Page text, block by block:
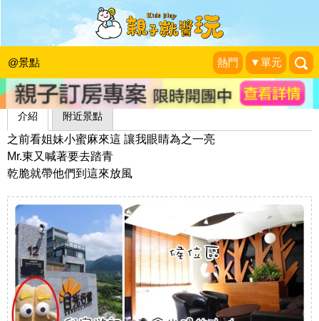
@景點 熱門 ▼單元
日光行館
1＋1＝3 玩學樂生活
介紹 附近景點
之前看姐妹小蜜麻來這 讓我眼睛為之一亮
Mr.東又喊著要去踏青
乾脆就帶他們到這來放風